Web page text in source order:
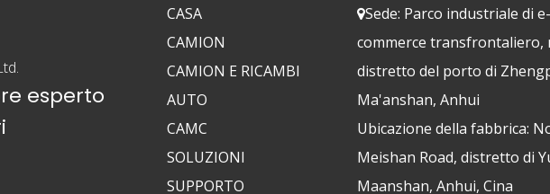
esperto
CASA
CAMION
CAMION E RICAMBI
AUTO
CAMC
SOLUZIONI
SUPPORTO
Sede: Parco industriale di e-
commerce transfrontaliero,
distretto del porto di
Ma'anshan, Anhui
Ubicazione della fabbrica:
Meishan Road, distretto di
Maanshan, Anhui, Cina